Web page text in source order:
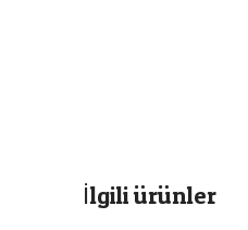
İlgili ürünler